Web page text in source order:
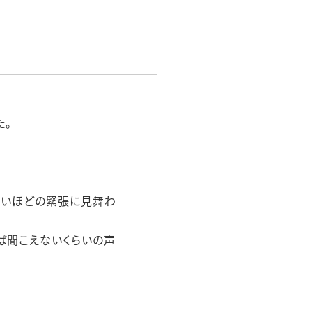
ほどの緊張に見舞わ
聞こえないくらいの声